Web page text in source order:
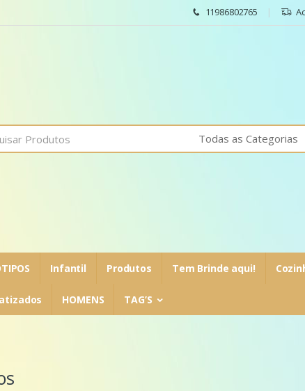
11986802765
Infantil Produtos Tem Brinde aqui!
HOMENS TAG’S